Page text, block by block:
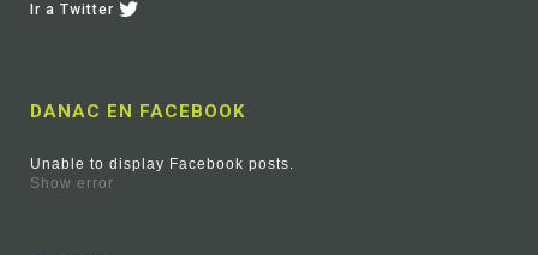
Ir a Twitter
DANAC EN FACEBOOK
Unable to display Facebook posts.
Show error